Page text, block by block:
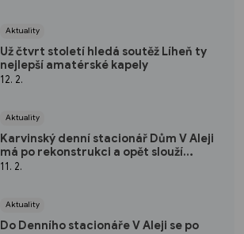
Aktuality
Už čtvrt století hledá soutěž Líheň ty
nejlepší amatérské kapely
12. 2.
Aktuality
Karvinský denní stacionář Dům V Aleji
má po rekonstrukci a opět slouží
klientům
11. 2.
Aktuality
Do Denního stacionáře V Aleji se po